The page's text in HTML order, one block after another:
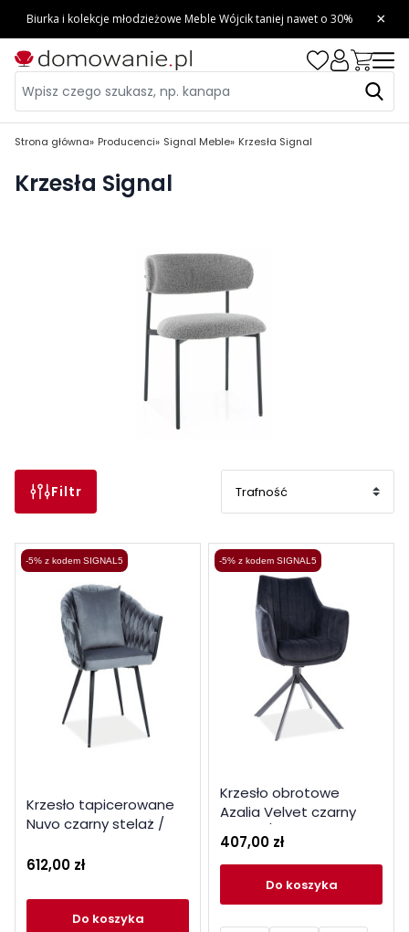
Strona główna Producenci Signal Meble Krzesła Signal
Krzesła Signal
Filtr
-5% z kodem SIGNAL5
Krzesło tapicerowane
Nuvo czarny stelaż /
612,00 zł
do koszyka
-5% z kodem SIGNAL5
Krzesło obrotowe
Azalia Velvet czarny
stelaż / czarny bluvel 19
407,00 zł
do koszyka